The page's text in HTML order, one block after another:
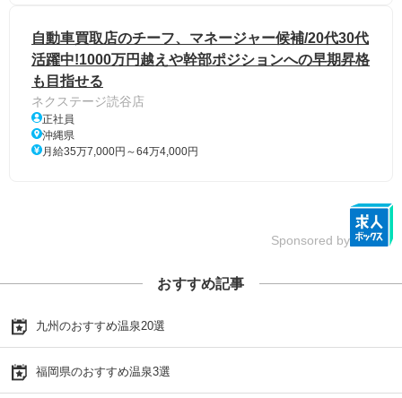
自動車買取店のチーフ、マネージャー候補/20代30代
活躍中!1000万円越えや幹部ポジションへの早期昇格
も目指せる
ネクステージ読谷店
正社員
沖縄県
月給35万7,000円～64万4,000円
Sponsored by
おすすめ記事
九州のおすすめ温泉20選
福岡県のおすすめ温泉3選